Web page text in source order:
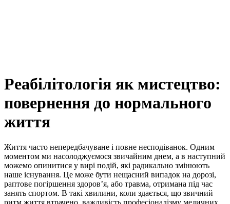
Реабілітологія як мистецтво:
повернення до нормального
життя
Життя часто непередбачуване і повне несподіванок. Одним
моментом ми насолоджуємося звичайним днем, а в наступний
можемо опинитися у вирі подій, які радикально змінюють
наше існування. Це може бути нещасний випадок на дорозі,
раптове погіршення здоров’я, або травма, отримана під час
занять спортом. В такі хвилини, коли здається, що звичний
ритм життя втрачено, важливість професіоналізму медичних